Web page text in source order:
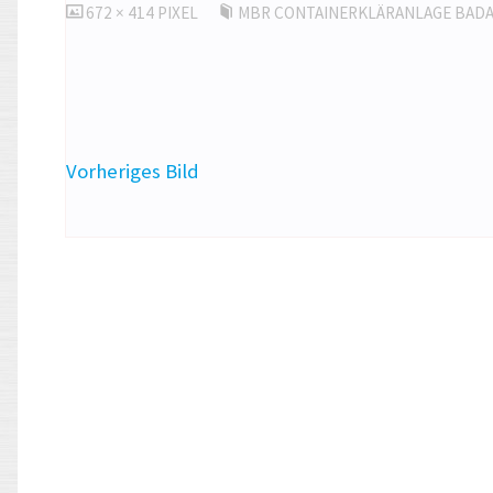
ORIGINALGRÖSSE
672 × 414 PIXEL MBR CONTAINERKLÄRANLAGE
Vorheriges Bild